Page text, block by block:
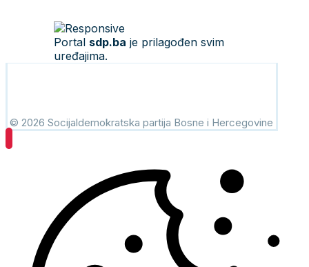
Portal sdp.ba je prilagođen svim
uređajima.
© 2026 Socijaldemokratska partija Bosne i Hercegovine